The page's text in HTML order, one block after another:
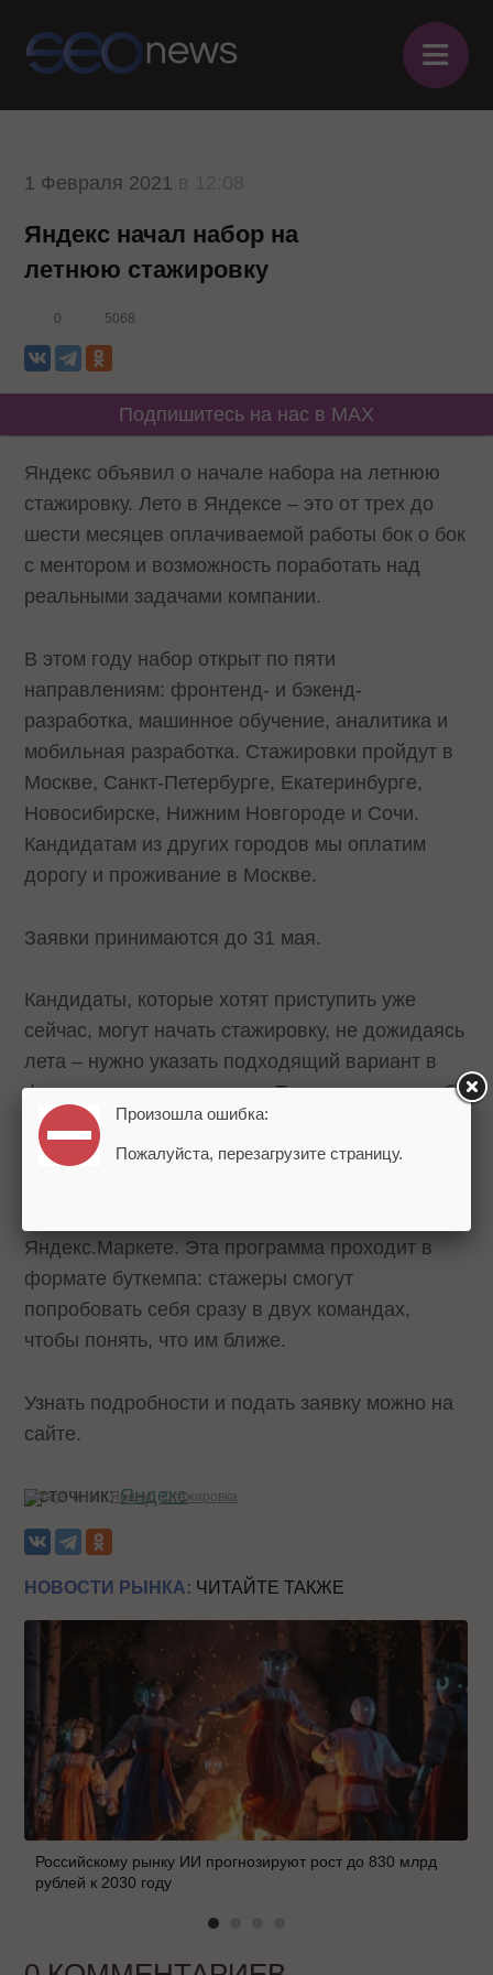
≡
1 Февраля 2021
Яндекс начал набор на
летнюю стажировку
0 5068
Подпишитесь на нас в MAX
Яндекс объявил о начале набора на летнюю
стажировку. Лето в Яндексе – это от трех до
шести месяцев оплачиваемой работы бок о бок
с ментором и возможность поработать над
реальными задачами компании.
В этом году набор открыт по пяти
направлениям: фронтенд- и бэкенд-
разработка, машинное обучение, аналитика и
мобильная разработка. Стажировки пройдут в
Москве, Санкт-Петербурге, Екатеринбурге,
Новосибирске, Нижним Новгороде и Сочи.
Кандидатам из других городов мы оплатим
дорогу и проживание в Москве.
Заявки принимаются до 31 мая.
Кандидаты, которые хотят приступить уже
сейчас, могут начать стажировку, не дожидаясь
лета – нужно указать подходящий вариант в
форме при подаче заявки. Те, кто проявит себя
наилучшим образом, получат шанс перейти в
штат.
Яндекс.Маркете. Эта программа проходит в
формате буткемпа: стажеры смогут
попробовать себя сразу в двух командах,
чтобы понять, что им ближе.
Узнать подробности и подать заявку можно на
сайте.
Источник:Яндекс
Теги: Яндекс Стажировка
НОВОСТИ РЫНКА: ЧИТАЙТЕ ТАКЖЕ
Российскому рынку ИИ прогнозируют рост до 830 млрд
рублей к 2030 году
Произошла ошибка:
Пожалуйста, перезагрузите страницу.